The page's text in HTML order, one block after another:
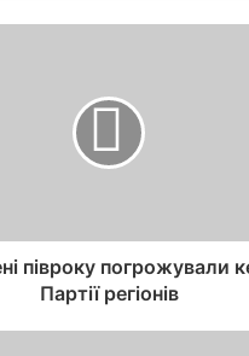
півроку погрожували
Партії регіонів